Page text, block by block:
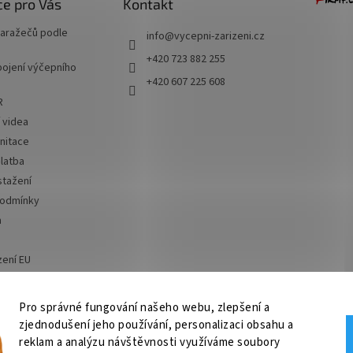
Pro správné fungování našeho webu, zlepšení a
zjednodušení jeho používání, personalizaci obsahu a
reklam a analýzu návštěvnosti využíváme soubory
pro Vás
podle
výčepního
EU
Kontakt
info@vycepni-zarizeni.cz
+420 723 882 255
+420 607 225 608
chlazení na pivo, chlazení piva OSMO CZ Barvy Příbram Obchodní